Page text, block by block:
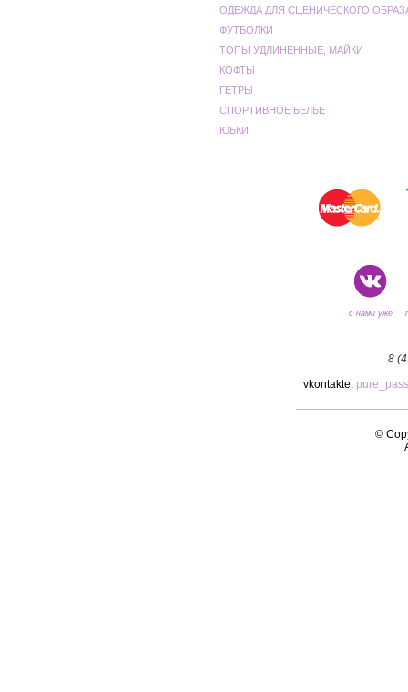
ОДЕЖДА ДЛЯ СЦЕНИЧЕСКОГО
ФУТБОЛКИ
ТОПЫ УДЛИНЕННЫЕ, МАЙКИ
КОФТЫ
ГЕТРЫ
СПОРТИВНОЕ БЕЛЬЕ
ЮБКИ
с нами уже
8
vkontakte:
©